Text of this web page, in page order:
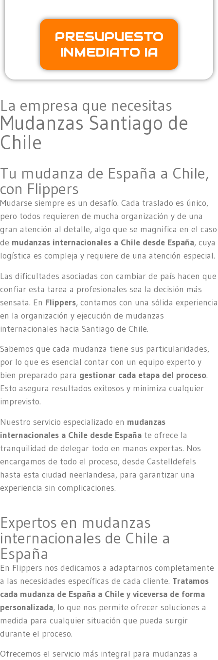
PRESUPUESTO
INMEDIATO IA
La empresa que necesitas
Mudanzas Santiago de
Chile
Tu mudanza de España a Chile,
con Flippers
Mudarse siempre es un desafío. Cada traslado es único,
pero todos requieren de mucha organización y de una
gran atención al detalle, algo que se magnifica en el caso
de mudanzas internacionales a Chile desde España, cuya
logística es compleja y requiere de una atención especial.
Las dificultades asociadas con cambiar de país hacen que
confiar esta tarea a profesionales sea la decisión más
sensata. En Flippers, contamos con una sólida experiencia
en la organización y ejecución de mudanzas
internacionales hacia Santiago de Chile.
Sabemos que cada mudanza tiene sus particularidades,
por lo que es esencial contar con un equipo experto y
bien preparado para gestionar cada etapa del proceso.
Esto asegura resultados exitosos y minimiza cualquier
imprevisto.
Nuestro servicio especializado en mudanzas
internacionales a Chile desde España te ofrece la
tranquilidad de delegar todo en manos expertas. Nos
encargamos de todo el proceso, desde Castelldefels
hasta esta ciudad neerlandesa, para garantizar una
experiencia sin complicaciones.
Expertos en mudanzas
internacionales de Chile a
España
En Flippers nos dedicamos a adaptarnos completamente
a las necesidades específicas de cada cliente. Tratamos
cada mudanza de España a Chile y viceversa de forma
personalizada, lo que nos permite ofrecer soluciones a
medida para cualquier situación que pueda surgir
durante el proceso.
Ofrecemos el servicio más integral para mudanzas a